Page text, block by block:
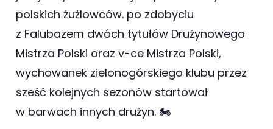
polskich żużlowców. po zdobyciu
z Falubazem dwóch tytułów Drużynowego
Mistrza Polski oraz v-ce Mistrza Polski,
wychowanek zielonogórskiego klubu przez
sześć kolejnych sezonów startował
w barwach innych drużyn. 🏍